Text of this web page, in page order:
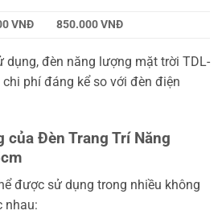
VNĐ 850.000 VNĐ
dụng, đèn năng lượng mặt trời TDL-
phí đáng kể so với đèn điện
của Đèn Trang Trí Năng
được sử dụng trong nhiều không
nhau: